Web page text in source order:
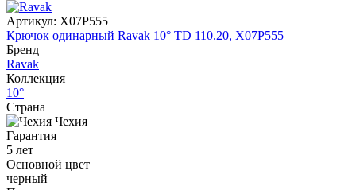
Артикул: X07P555
Крючок одинарный Ravak 10° TD 110.20, X07P555
Бренд
Ravak
Коллекция
10°
Страна
Чехия
Гарантия
5 лет
Основной цвет
черный